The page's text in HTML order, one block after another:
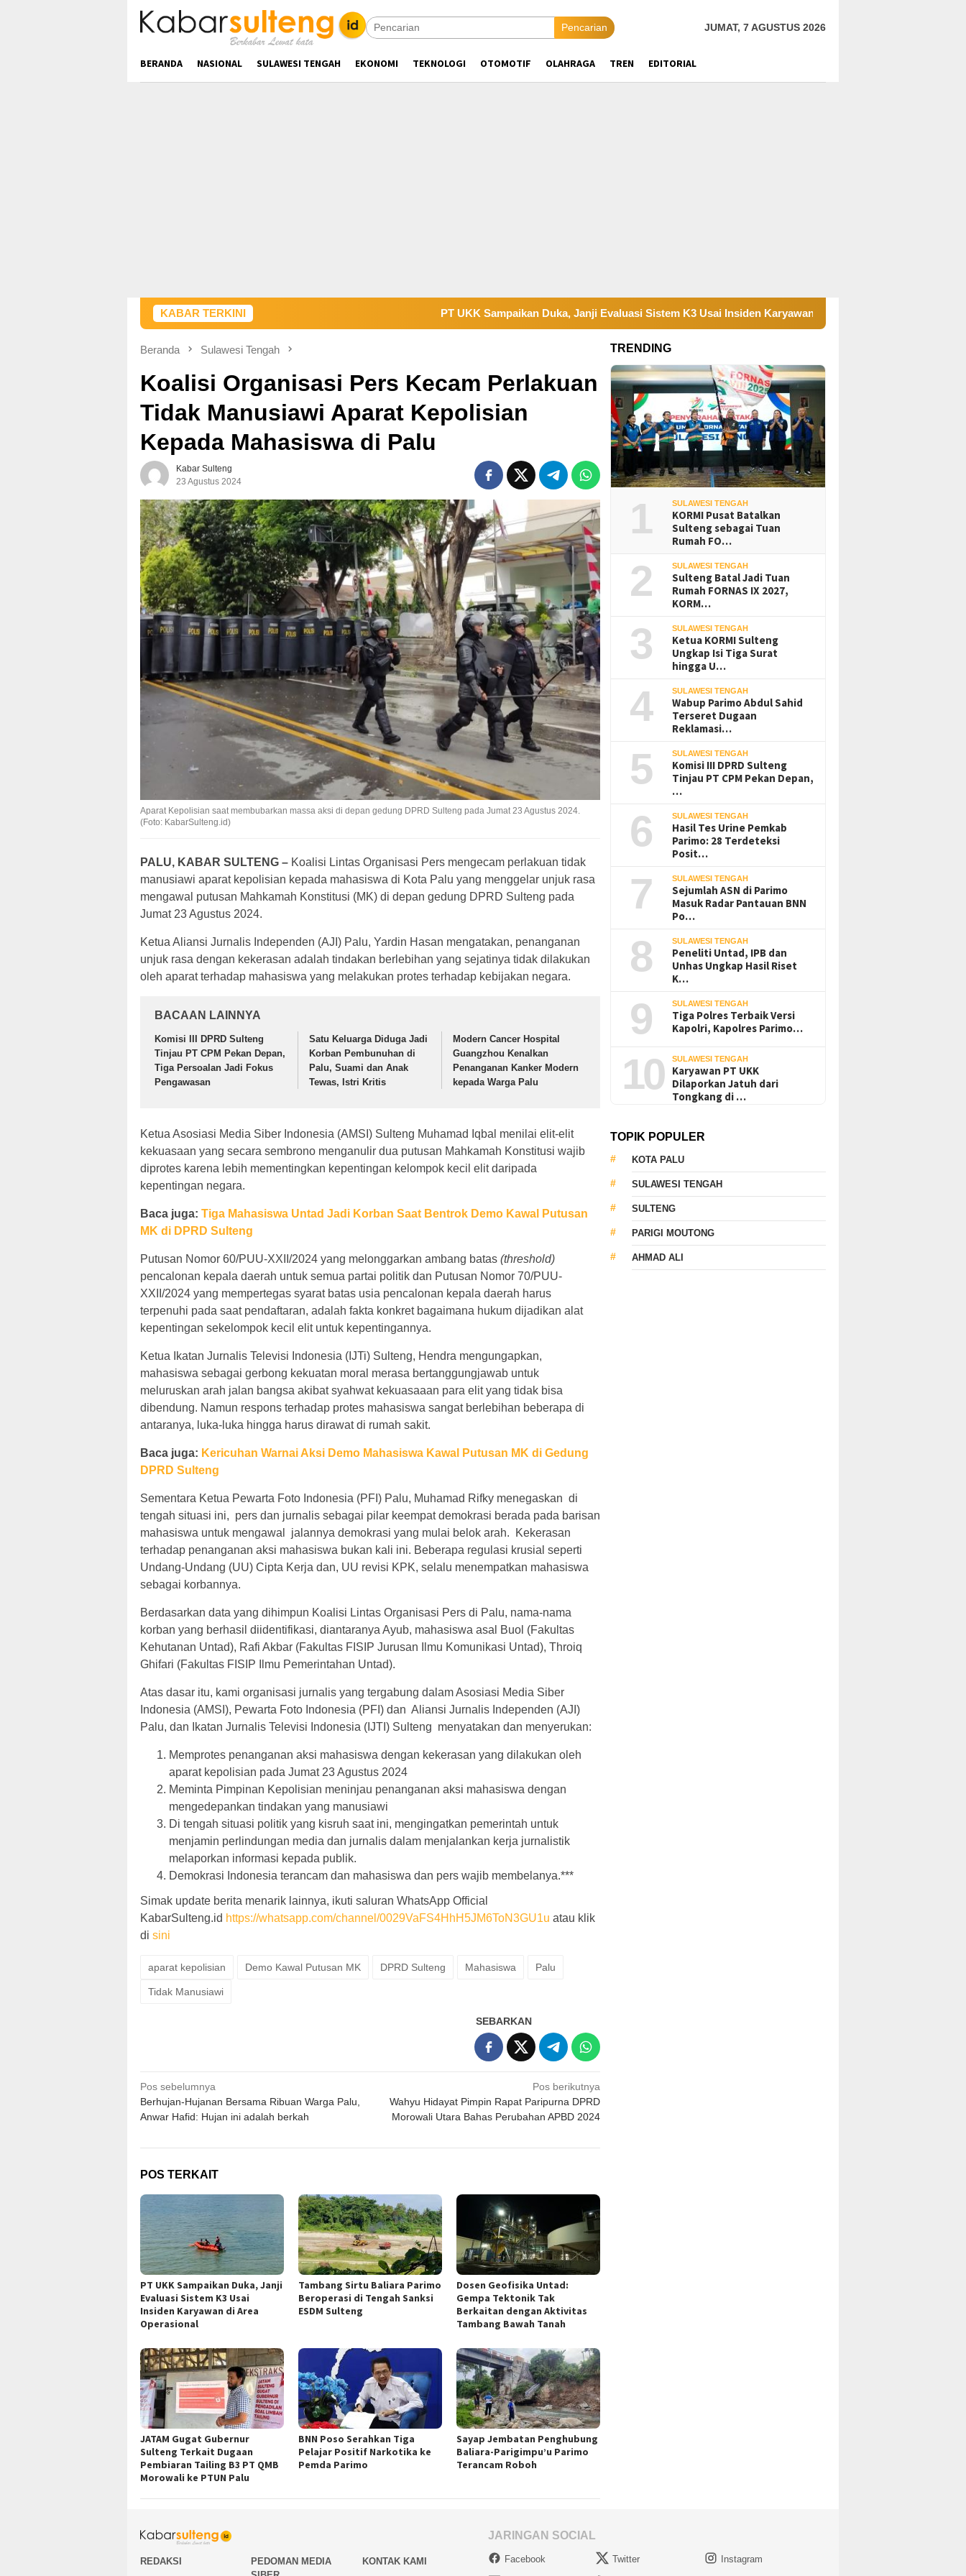
Pencarian JUMAT, 7 AGUSTUS 2026
BERANDA NASIONAL SULAWESI TENGAH EKONOMI TEKNOLOGI OTOMOTIF OLAHRAGA TREN EDITORIAL
KABAR TERKINI PT UKK Sampaikan Duka, Janji Evaluasi Sistem K3 Usai Insiden Karyawan di Area Operasional
Beranda Sulawesi Tengah
Koalisi Organisasi Pers Kecam Perlakuan
Tidak Manusiawi Aparat Kepolisian
Kepada Mahasiswa di Palu
Kabar Sulteng
23 Agustus 2024
Aparat Kepolisian saat membubarkan massa aksi di depan gedung DPRD Sulteng pada Jumat 23 Agustus 2024.
(Foto: KabarSulteng.id)
PALU, KABAR SULTENG – Koalisi Lintas Organisasi Pers mengecam perlakuan tidak
manusiawi aparat kepolisian kepada mahasiswa di Kota Palu yang menggelar unjuk rasa
mengawal putusan Mahkamah Konstitusi (MK) di depan gedung DPRD Sulteng pada
Jumat 23 Agustus 2024.
Ketua Aliansi Jurnalis Independen (AJI) Palu, Yardin Hasan mengatakan, penanganan
unjuk rasa dengan kekerasan adalah tindakan berlebihan yang sejatinya tidak dilakukan
oleh aparat terhadap mahasiswa yang melakukan protes terhadap kebijakan negara.
BACAAN LAINNYA
Komisi III DPRD Sulteng
Tinjau PT CPM Pekan Depan,
Tiga Persoalan Jadi Fokus
Pengawasan
Satu Keluarga Diduga Jadi
Korban Pembunuhan di
Palu, Suami dan Anak
Tewas, Istri Kritis
Modern Cancer Hospital
Guangzhou Kenalkan
Penanganan Kanker Modern
kepada Warga Palu
Ketua Asosiasi Media Siber Indonesia (AMSI) Sulteng Muhamad Iqbal menilai elit-elit
kekuasaan yang secara sembrono menganulir dua putusan Mahkamah Konstitusi wajib
diprotes karena lebih mementingkan kepentingan kelompok kecil elit daripada
kepentingan negara.
Baca juga: Tiga Mahasiswa Untad Jadi Korban Saat Bentrok Demo Kawal Putusan
MK di DPRD Sulteng
Putusan Nomor 60/PUU-XXII/2024 yang melonggarkan ambang batas (threshold)
pencalonan kepala daerah untuk semua partai politik dan Putusan Nomor 70/PUU-
XXII/2024 yang mempertegas syarat batas usia pencalonan kepala daerah harus
terpenuhi pada saat pendaftaran, adalah fakta konkret bagaimana hukum dijadikan alat
kepentingan sekelompok kecil elit untuk kepentingannya.
Ketua Ikatan Jurnalis Televisi Indonesia (IJTi) Sulteng, Hendra mengungapkan,
mahasiswa sebagai gerbong kekuatan moral merasa bertanggungjawab untuk
meluruskan arah jalan bangsa akibat syahwat kekuasaaan para elit yang tidak bisa
dibendung. Namun respons terhadap protes mahasiswa sangat berlebihan beberapa di
antaranya, luka-luka hingga harus dirawat di rumah sakit.
Baca juga: Kericuhan Warnai Aksi Demo Mahasiswa Kawal Putusan MK di Gedung
DPRD Sulteng
Sementara Ketua Pewarta Foto Indonesia (PFI) Palu, Muhamad Rifky menegaskan di
tengah situasi ini, pers dan jurnalis sebagai pilar keempat demokrasi berada pada barisan
mahasiswa untuk mengawal jalannya demokrasi yang mulai belok arah. Kekerasan
terhadap penanganan aksi mahasiswa bukan kali ini. Beberapa regulasi krusial seperti
Undang-Undang (UU) Cipta Kerja dan, UU revisi KPK, selalu menempatkan mahasiswa
sebagai korbannya.
Berdasarkan data yang dihimpun Koalisi Lintas Organisasi Pers di Palu, nama-nama
korban yang berhasil diidentifikasi, diantaranya Ayub, mahasiswa asal Buol (Fakultas
Kehutanan Untad), Rafi Akbar (Fakultas FISIP Jurusan Ilmu Komunikasi Untad), Throiq
Ghifari (Fakultas FISIP Ilmu Pemerintahan Untad).
Atas dasar itu, kami organisasi jurnalis yang tergabung dalam Asosiasi Media Siber
Indonesia (AMSI), Pewarta Foto Indonesia (PFI) dan Aliansi Jurnalis Independen (AJI)
Palu, dan Ikatan Jurnalis Televisi Indonesia (IJTI) Sulteng menyatakan dan menyerukan:
Memprotes penanganan aksi mahasiswa dengan kekerasan yang dilakukan oleh
aparat kepolisian pada Jumat 23 Agustus 2024
Meminta Pimpinan Kepolisian meninjau penanganan aksi mahasiswa dengan
mengedepankan tindakan yang manusiawi
Di tengah situasi politik yang kisruh saat ini, mengingatkan pemerintah untuk
menjamin perlindungan media dan jurnalis dalam menjalankan kerja jurnalistik
melaporkan informasi kepada publik.
Demokrasi Indonesia terancam dan mahasiswa dan pers wajib membelanya.***
Simak update berita menarik lainnya, ikuti saluran WhatsApp Official
KabarSulteng.id https://whatsapp.com/channel/0029VaFS4HhH5JM6ToN3GU1u atau klik
di sini
aparat kepolisian Demo Kawal Putusan MK DPRD Sulteng Mahasiswa Palu
Tidak Manusiawi
SEBARKAN
Navigasi
pos
Pos sebelumnya
Berhujan-Hujanan Bersama Ribuan Warga Palu,
Anwar Hafid: Hujan ini adalah berkah
Pos berikutnya
Wahyu Hidayat Pimpin Rapat Paripurna DPRD
Morowali Utara Bahas Perubahan APBD 2024
POS TERKAIT
PT UKK Sampaikan Duka, Janji
Evaluasi Sistem K3 Usai
Insiden Karyawan di Area
Operasional
Tambang Sirtu Baliara Parimo
Beroperasi di Tengah Sanksi
ESDM Sulteng
Dosen Geofisika Untad:
Gempa Tektonik Tak
Berkaitan dengan Aktivitas
Tambang Bawah Tanah
JATAM Gugat Gubernur
Sulteng Terkait Dugaan
Pembiaran Tailing B3 PT QMB
Morowali ke PTUN Palu
BNN Poso Serahkan Tiga
Pelajar Positif Narkotika ke
Pemda Parimo
Sayap Jembatan Penghubung
Baliara-Parigimpu’u Parimo
Terancam Roboh
TRENDING
1 SULAWESI TENGAH
KORMI Pusat Batalkan
Sulteng sebagai Tuan
Rumah FO…
2 SULAWESI TENGAH
Sulteng Batal Jadi Tuan
Rumah FORNAS IX 2027,
KORM…
3 SULAWESI TENGAH
Ketua KORMI Sulteng
Ungkap Isi Tiga Surat
hingga U…
4 SULAWESI TENGAH
Wabup Parimo Abdul Sahid
Terseret Dugaan
Reklamasi…
5 SULAWESI TENGAH
Komisi III DPRD Sulteng
Tinjau PT CPM Pekan Depan,
…
6 SULAWESI TENGAH
Hasil Tes Urine Pemkab
Parimo: 28 Terdeteksi
Posit…
7 SULAWESI TENGAH
Sejumlah ASN di Parimo
Masuk Radar Pantauan BNN
Po…
8 SULAWESI TENGAH
Peneliti Untad, IPB dan
Unhas Ungkap Hasil Riset
K…
9 SULAWESI TENGAH
Tiga Polres Terbaik Versi
Kapolri, Kapolres Parimo…
10 SULAWESI TENGAH
Karyawan PT UKK
Dilaporkan Jatuh dari
Tongkang di …
TOPIK POPULER
KOTA PALU
SULAWESI TENGAH
SULTENG
PARIGI MOUTONG
AHMAD ALI
REDAKSI
PEDOMAN MEDIA
KONTAK KAMI
JARINGAN SOCIAL
Facebook Twitter
Instagram